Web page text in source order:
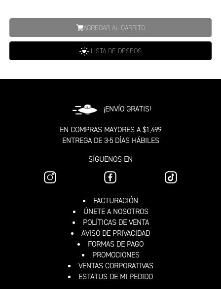
AGREGAR AL CARRITO
LISTA DE DESEOS
¡ENVÍO GRATIS!
EN COMPRAS MAYORES A $1,499
ENTREGA DE 3-5 DÍAS HÁBILES
SÍGUENOS EN
FACTURACIÓN
ÚNETE A NOSOTROS
POLÍTICAS DE VENTA
AVISO DE PRIVACIDAD
FORMAS DE PAGO
PROMOCIONES
VENTAS CORPORATIVAS
ESTATUS DE MI PEDIDO